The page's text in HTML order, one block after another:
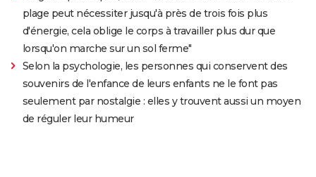
plage peut nécessiter jusqu'à près de trois fois plus
d'énergie, cela oblige le corps à travailler plus dur que
lorsqu'on marche sur un sol ferme"
Selon la psychologie, les personnes qui conservent des
souvenirs de l'enfance de leurs enfants ne le font pas
seulement par nostalgie : elles y trouvent aussi un moyen
de réguler leur humeur